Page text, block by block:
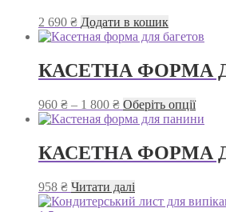
2 690 ₴ Додати в кошик
КАСЕТНА ФОРМА
960 ₴ – 1 800 ₴Діапазон
цін:
960 ₴
до
800 ₴
Оберіть опціїЦей
товар
КАСЕТНА ФОРМА
958 ₴ Читати далі